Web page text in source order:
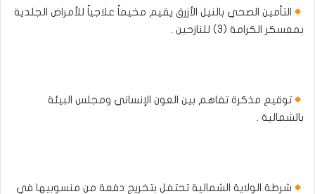
التأمين الصحي بالنيل الأزرق يقيم مخيماً علاجياً للأمراض الجلدية
بمعسكر الكرامة (3) للنازحين .
توقيع مذكرة تفاهم بين العون الإنساني ومجلس البيئة
بالشمالية .
شرطة الولاية الشمالية تحتفل بتخريج دفعة من منسوبيها في